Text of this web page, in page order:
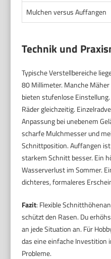
Mulchen versus Auffangen
Technik und
Typische Verstellbereiche
80 Millimeter. Manche
bieten stufenlose
Räder gleichzeitig.
Anpassung bei unebenem
scharfe Mulchmesser und
Schnittposition. Auffangen
starkem Schnitt besser. Ein
Wasserverlust im Sommer.
dichteres, formaleres
Fazit: Flexible
schützt den Rasen. Du
an jede Situation an. Für
das eine einfache Investition
Probleme.